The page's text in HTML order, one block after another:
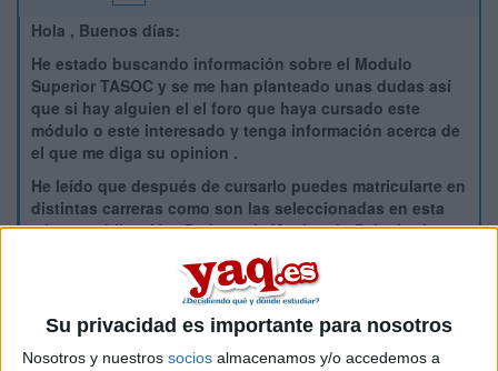
Su privacidad es importante para nosotros
Nosotros y nuestros socios almacenamos y/o accedemos a
Hola , Buenos días:
He estado buscando información sobre el Modulo
Superior TASOC y se me han planteado unas dudas así
que si hay alguien el el foro que haya cursado este
módulo o este interesado y tenga información acerca de
el que me diga su opinion .
He leído que después de cursarlo puedes matricularte en
distintas carreras como son las seleccionadas en esta
misma publicación :Pedagogía,Magisterio,Psicología etc.
¿Que salidas tiene sin acceder a ninguna de estar
carreras en el ámbito laboral?¿Sirve para trabajar en
guarderías? ¿Como son las practicas ? Es una opción
que tengo en el caso de que suspensa Selectividad en
Septiembre o no me de la nota.